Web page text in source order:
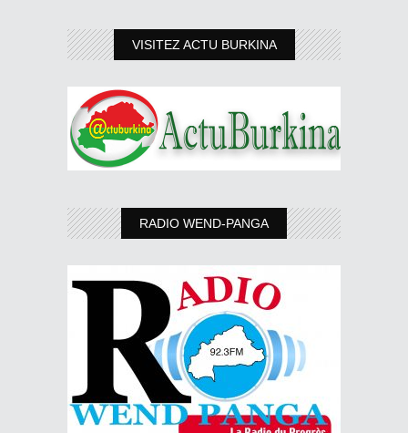
VISITEZ ACTU BURKINA
RADIO WEND-PANGA